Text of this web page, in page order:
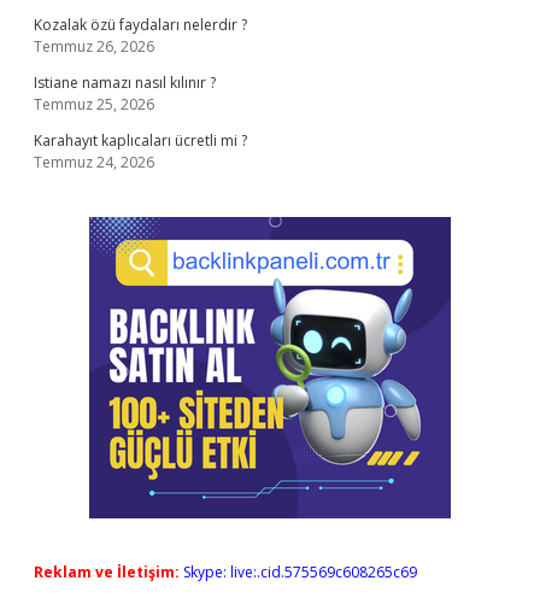
Kozalak özü faydaları nelerdir ?
Temmuz 26, 2026
Istiane namazı nasıl kılınır ?
Temmuz 25, 2026
Karahayıt kaplıcaları ücretli mi ?
Temmuz 24, 2026
Reklam ve İletişim: Skype: live:.cid.575569c608265c69